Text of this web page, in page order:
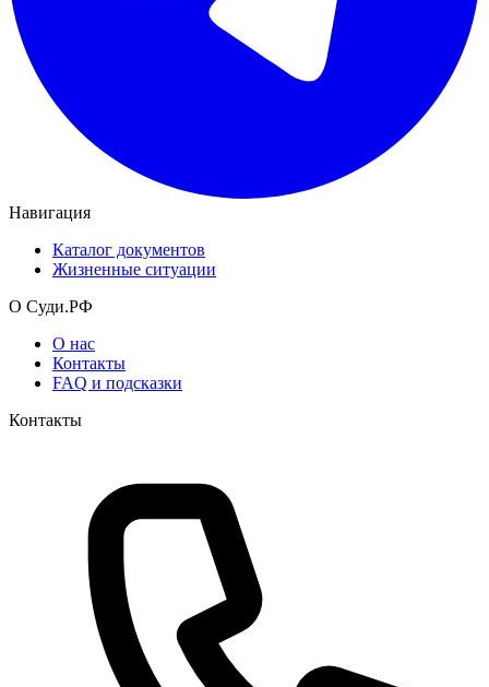
Навигация
Каталог документов
Жизненные ситуации
О Суди.РФ
О нас
Контакты
FAQ и подсказки
Контакты